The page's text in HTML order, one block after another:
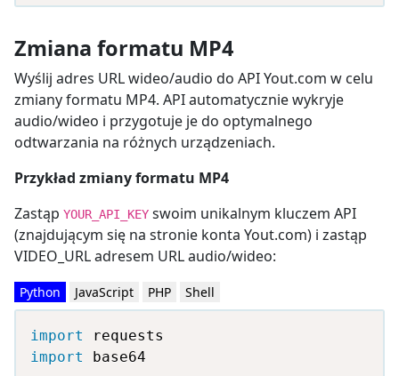
Zmiana formatu MP4
Wyślij adres URL wideo/audio do API Yout.com w celu
zmiany formatu MP4. API automatycznie wykryje
audio/wideo i przygotuje je do optymalnego
odtwarzania na różnych urządzeniach.
Przykład zmiany formatu MP4
Zastąp YOUR_API_KEY swoim unikalnym kluczem API
(znajdującym się na stronie konta Yout.com) i zastąp
VIDEO_URL adresem URL audio/wideo:
Python JavaScript PHP Shell
import
import base64